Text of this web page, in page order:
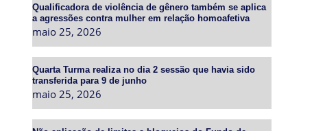
Qualificadora de violência de gênero também se aplica
a agressões contra mulher em relação homoafetiva
maio 25, 2026
Quarta Turma realiza no dia 2 sessão que havia sido
transferida para 9 de junho
maio 25, 2026